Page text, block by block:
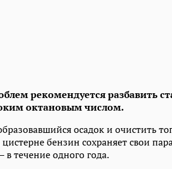
рекомендуется разбавить
октановым числом.
осадок и очистить
бензин сохраняет свои
течение одного года.